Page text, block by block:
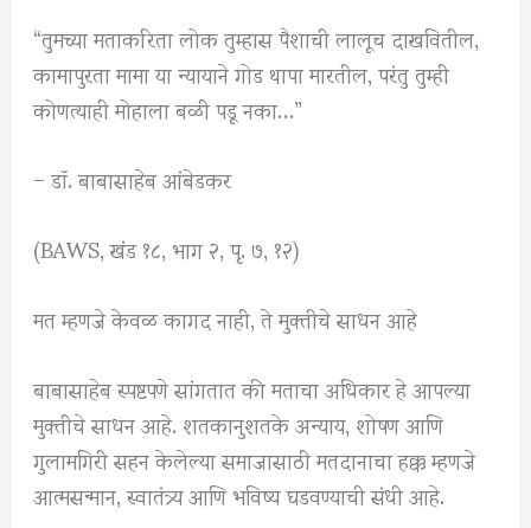
“तुमच्या मताकरिता लोक तुम्हास पैशाची लालूच दाखवितील,
कामापुरता मामा या न्यायाने गोड थापा मारतील, परंतु तुम्ही
कोणत्याही मोहाला बळी पडू नका…”
– डॉ. बाबासाहेब आंबेडकर
(BAWS, खंड १८, भाग २, पृ. ७, १२)
मत म्हणजे केवळ कागद नाही, ते मुक्तीचे साधन आहे
बाबासाहेब स्पष्टपणे सांगतात की मताचा अधिकार हे आपल्या
मुक्तीचे साधन आहे. शतकानुशतके अन्याय, शोषण आणि
गुलामगिरी सहन केलेल्या समाजासाठी मतदानाचा हक्क म्हणजे
आत्मसन्मान, स्वातंत्र्य आणि भविष्य घडवण्याची संधी आहे.